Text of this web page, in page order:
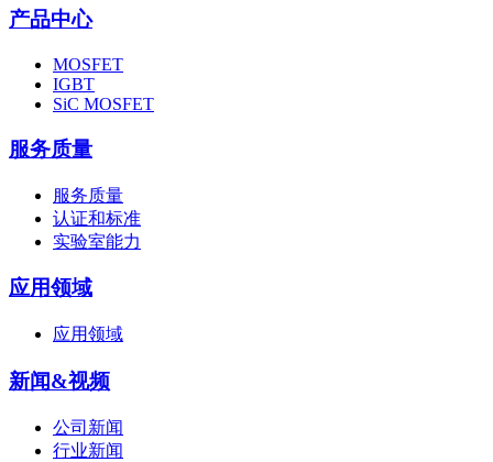
产品中心
MOSFET
IGBT
SiC MOSFET
服务质量
服务质量
认证和标准
实验室能力
应用领域
应用领域
新闻&视频
公司新闻
行业新闻